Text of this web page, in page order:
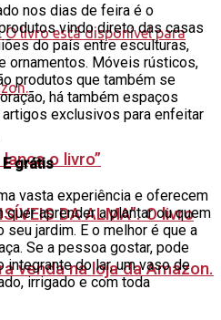
o livro”
DA ALMA”. O livro
venda na loja da Amazon.
nos dias de feira é o
vindo direto das casas
do país entre esculturas,
ornamentos. Móveis rústicos,
produtos que também se
há também espaços
exclusivos para enfeitar
grátis
vasta experiência e oferecem
aprender a plantar ou quem
jardim. E o melhor é que a
Se a pessoa gostar, pode
integrante do lar, um vaso de
irrigado e com toda